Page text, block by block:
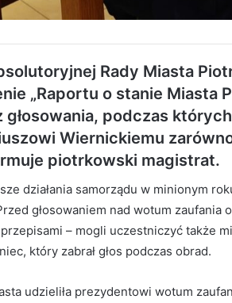
Rady Miasta
„Raportu o stanie Miasta
podczas
Wiernickiemu
piotrkowski magistrat.
działania samorządu w minionym
głosowaniem nad wotum zaufania
– mogli uczestniczyć także
który zabrał głos podczas obrad.
udzieliła prezydentowi wotum